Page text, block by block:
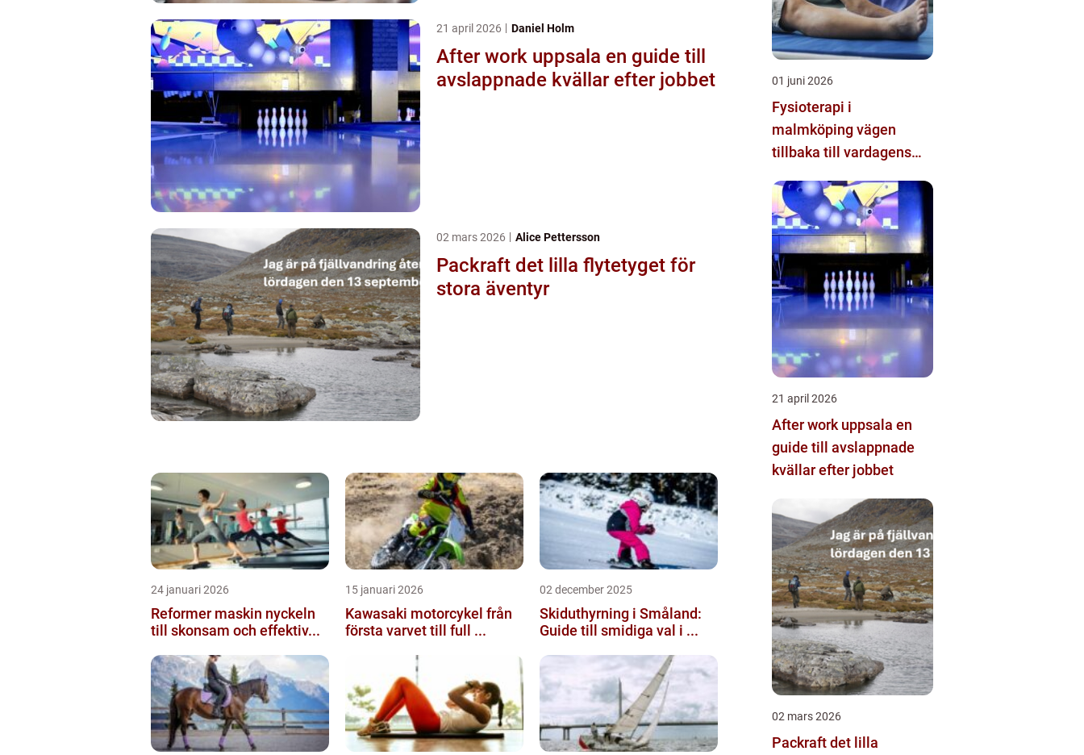
21 april 2026 Daniel Holm
After work uppsala en guide till
avslappnade kvällar efter jobbet
02 mars 2026 Alice Pettersson
Packraft det lilla flytetyget för
stora äventyr
24 januari 2026
Reformer maskin nyckeln
till skonsam och effektiv...
15 januari 2026
Kawasaki motorcykel från
första varvet till full ...
02 december 2025
Skiduthyrning i Småland:
Guide till smidiga val i ...
01 juni 2026
Fysioterapi i
malmköping vägen
tillbaka till vardagens
21 april 2026
After work uppsala en
guide till avslappnade
kvällar efter jobbet
02 mars 2026
Packraft det lilla